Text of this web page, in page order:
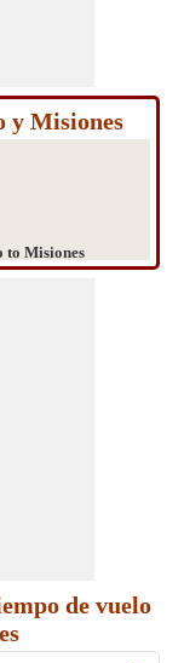
y Misiones
to Misiones
de vuelo